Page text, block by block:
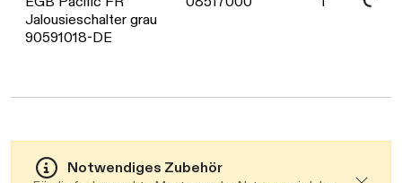
Jalousieschalter grau
90591018-DE
Notwendiges Zubehör